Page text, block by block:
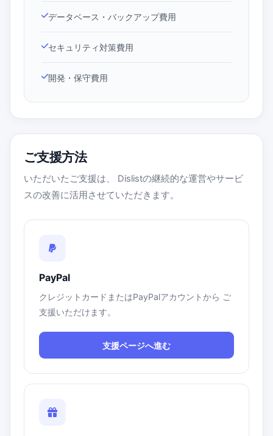
データベース・バックアップ費用
セキュリティ対策費用
開発・保守費用
ご支援方法
いただいたご支援は、 Dislistの継続的な運営やサービ
スの改善に活用させていただきます。
PayPal
クレジットカードまたはPayPalアカウントから ご
支援いただけます。
支援ページへ進む